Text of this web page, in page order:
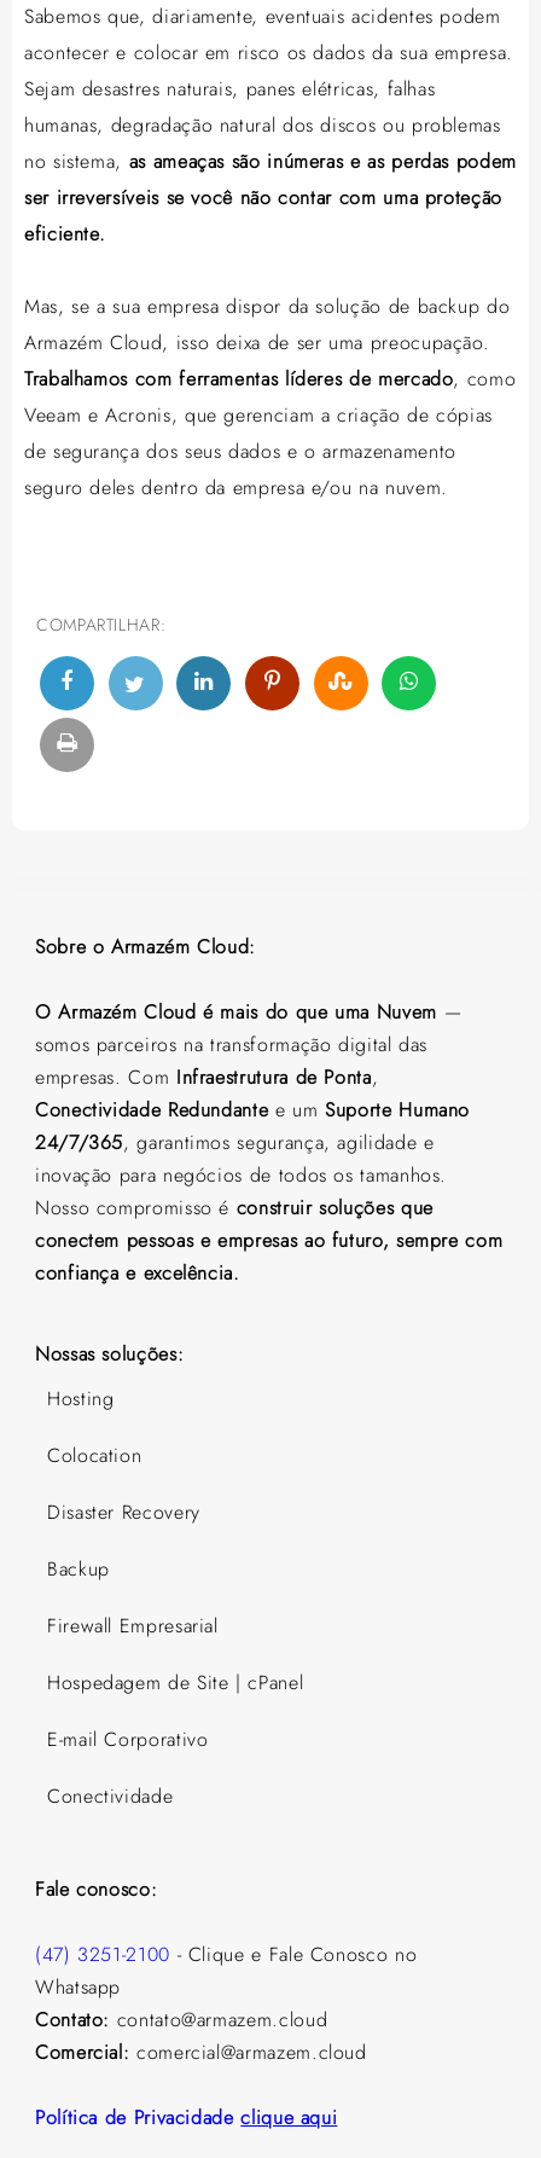
Sabemos que, diariamente, eventuais acidentes podem
acontecer e colocar em risco os dados da sua empresa.
Sejam desastres naturais, panes elétricas, falhas
humanas, degradação natural dos discos ou problemas
no sistema, as ameaças são inúmeras e as perdas podem
ser irreversíveis se você não contar com uma proteção
eficiente.
Mas, se a sua empresa dispor da solução de backup do
Armazém Cloud, isso deixa de ser uma preocupação.
Trabalhamos com ferramentas líderes de mercado, como
Veeam e Acronis, que gerenciam a criação de cópias
de segurança dos seus dados e o armazenamento
seguro deles dentro da empresa e/ou na nuvem.
COMPARTILHAR:
Sobre o Armazém Cloud:
O Armazém Cloud é mais do que uma Nuvem —
somos parceiros na transformação digital das
empresas. Com Infraestrutura de Ponta,
Conectividade Redundantee umSuporte Humano
24/7/365, garantimos segurança, agilidade e
inovação para negócios de todos os tamanhos.
Nosso compromisso é construir soluções que
conectem pessoas e empresas ao futuro, sempre com
confiança e excelência.
Nossas soluções:
Hosting
Colocation
Disaster Recovery
Backup
Firewall Empresarial
Hospedagem de Site | cPanel
E-mail Corporativo
Conectividade
Fale conosco:
(47) 3251-2100 - Clique e Fale Conosco no
Whatsapp
Contato: contato@armazem.cloud
Comercial: comercial@armazem.cloud
Política de Privacidadeclique aqui